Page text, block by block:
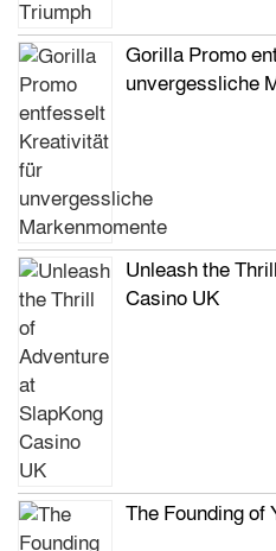
Gorilla Promo
unvergessliche
Unleash the
Casino UK
The Founding of